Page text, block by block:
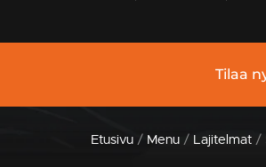
Tilaa
Etusivu / Menu / Lajitelmat /